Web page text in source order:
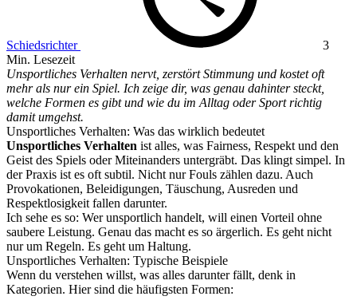
Schiedsrichter
3
Min. Lesezeit
Unsportliches Verhalten nervt, zerstört Stimmung und kostet oft
mehr als nur ein Spiel. Ich zeige dir, was genau dahinter steckt,
welche Formen es gibt und wie du im Alltag oder Sport richtig
damit umgehst.
Unsportliches Verhalten: Was das wirklich bedeutet
Unsportliches Verhalten ist alles, was Fairness, Respekt und den
Geist des Spiels oder Miteinanders untergräbt. Das klingt simpel. In
der Praxis ist es oft subtil. Nicht nur Fouls zählen dazu. Auch
Provokationen, Beleidigungen, Täuschung, Ausreden und
Respektlosigkeit fallen darunter.
Ich sehe es so: Wer unsportlich handelt, will einen Vorteil ohne
saubere Leistung. Genau das macht es so ärgerlich. Es geht nicht
nur um Regeln. Es geht um Haltung.
Unsportliches Verhalten: Typische Beispiele
Wenn du verstehen willst, was alles darunter fällt, denk in
Kategorien. Hier sind die häufigsten Formen: